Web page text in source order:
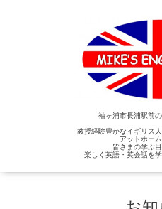
袖ヶ浦市長浦駅前
教授経験豊かなイギリス
アットホー
皆さまの学ぶ
楽しく英語・英会話を